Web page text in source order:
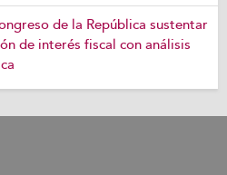
de la República sustentar
de interés fiscal con análisis